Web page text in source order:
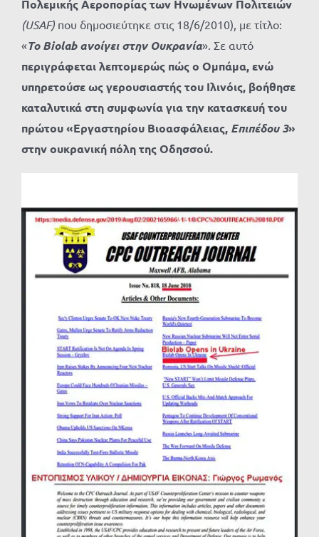
Πολεμικής Αεροπορίας των Ηνωμένων Πολιτειών
(USAF) που δημοσιεύτηκε στις 18/6/2010), με τίτλο:
«Το Biolab ανοίγει στην Ουκρανία». Σε αυτό
περιγράφεται λεπτομερώς πώς ο Ομπάμα, ενώ
υπηρετούσε ως γερουσιαστής του Ιλινόις, βοήθησε
καταλυτικά στη συμφωνία για την κατασκευή του
πρώτου «Εργαστηρίου Βιοασφάλειας, Επιπέδου 3»
στην ουκρανική πόλη της Οδησσού.